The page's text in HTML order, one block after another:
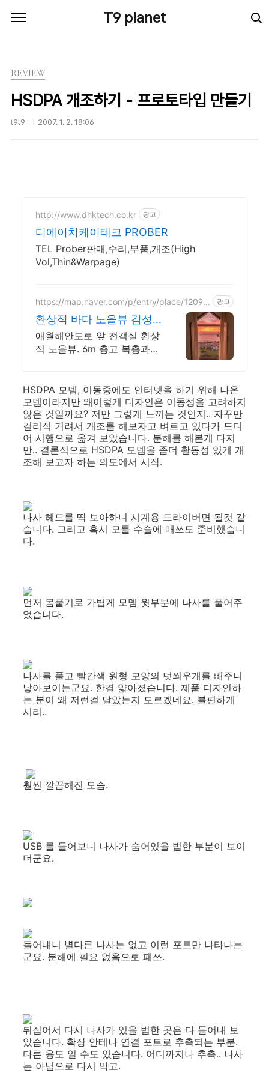
T9 planet
REVIEW
HSDPA 개조하기 - 프로토타입 만들기
t9t9 2007. 1. 2. 18:06
http://www.dhktech.co.kr 광고
디에이치케이테크 PROBER
TEL Prober판매,수리,부품,개조(High
Vol,Thin&Warpage)
https://map.naver.com/p/entry/place/12096
광고
환상적 바다 노을뷰 감성
숙소 통창 너머 애월 파노
라마바다
애월해안도로 앞 전객실 환상
적 노을뷰. 6m 층고 복층과
쿠지 스파. 탁트인 오션뷰 통
창 아래서 누리는 로맨틱
HSDPA 모뎀, 이동중에도 인터넷을 하기 위해 나온
모뎀이라지만 왜이렇게 디자인은 이동성을 고려하지
않은 것일까요? 저만 그렇게 느끼는 것인지.. 자꾸만
걸리적 거려서 개조를 해보자고 벼르고 있다가 드디
어 시행으로 옮겨 보았습니다. 분해를 해본게 다지
만.. 결론적으로 HSDPA 모뎀을 좀더 활동성 있게 개
조해 보고자 하는 의도에서 시작.
나사 헤드를 딱 보아하니 시계용 드라이버면 될것 같
습니다. 그리고 혹시 모를 수슬에 매쓰도 준비했습니
다.
먼저 몸풀기로 가볍게 모뎀 윗부분에 나사를 풀어주
었습니다.
나사를 풀고 빨간색 원형 모양의 덧씌우개를 빼주니
낳아보이는군요. 한결 얇아졌습니다. 제품 디자인하
는 분이 왜 저런걸 달았는지 모르겠네요. 불편하게
시리..
훨씬 깔끔해진 모습.
USB 를 들어보니 나사가 숨어있을 법한 부분이 보이
더군요.
들어내니 별다른 나사는 없고 이런 포트만 나타나는
군요. 분해에 필요 없음으로 패쓰.
뒤집어서 다시 나사가 있을 법한 곳은 다 들어내 보
았습니다. 확장 안테나 연결 포트로 추측되는 부분.
다른 용도 일 수도 있습니다. 어디까지나 추측.. 나사
는 아님으로 다시 막고.